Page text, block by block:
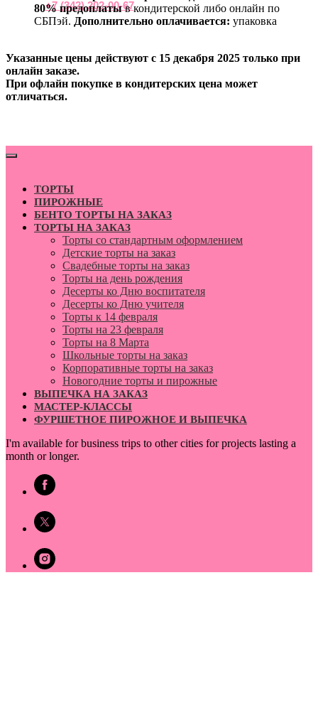
+7 (342) 202-00-67
80% предоплатыв кондитерской либо онлайн по
СБПэй. Дополнительно оплачивается: упаковка
Указанные цены действуют с 15 декабря 2025 только при
онлайн заказе.
При офлайн покупке в кондитерских цена может
отличаться.
ТОРТЫ
ПИРОЖНЫЕ
БЕНТО ТОРТЫ НА ЗАКАЗ
ТОРТЫ НА ЗАКАЗ
Торты со стандартным оформлением
Детские торты на заказ
Свадебные торты на заказ
Торты на день рождения
Десерты ко Дню воспитателя
Десерты ко Дню учителя
Торты к 14 февраля
Торты на 23 февраля
Торты на 8 Марта
Школьные торты на заказ
Корпоративные торты на заказ
Новогодние торты и пирожные
ВЫПЕЧКА НА ЗАКАЗ
МАСТЕР-КЛАССЫ
ФУРШЕТНОЕ ПИРОЖНОЕ И ВЫПЕЧКА
I'm available for business trips to other cities for projects lasting a
month or longer.